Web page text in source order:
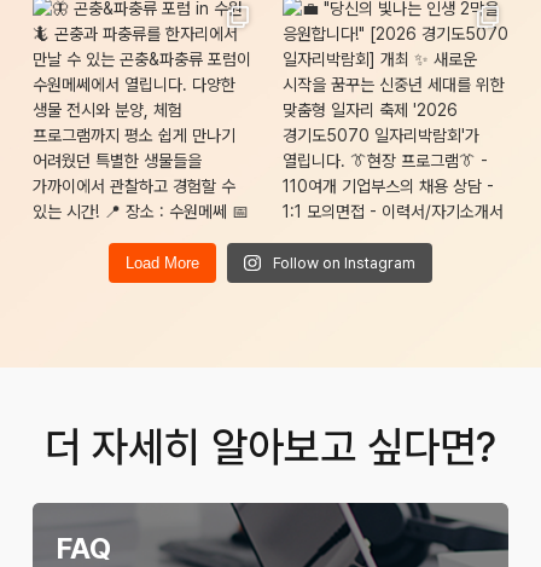
Load More Follow on Instagram
더 자세히 알아보고 싶다면?
FAQ